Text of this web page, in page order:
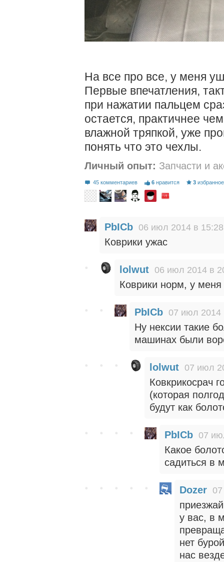
На все про все, у меня
Первые впечатления,
при нажатии пальцем
остается, практичнее
влажной тряпкой, уже
понять что это чехлы.
Личный опыт: Запчасти и
45 комментариев 6 нравится 3 избранное
PbICb 06 июл 2014 в 15:28
Коврики ужас
lolwut 06 июл 2014 в
Коврики норм, у
PbICb 07 июл 2014
Ну нексии такие
машинах были
lolwut 07 июл
Ковкрикосрач
(которая
будут как
PbICb 07
Какое
садиться в
Dozer
у вас, в
нет
нас